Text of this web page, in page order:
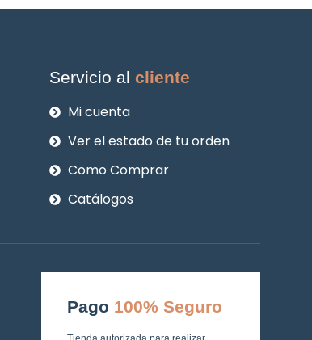
Servicio alcliente
Mi cuenta
Ver el estado de tu orden
Como Comprar
Catálogos
Pago 100% Seguro